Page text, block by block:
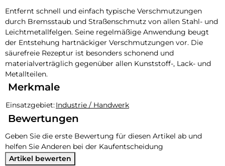
Entfernt schnell und einfach typische Verschmutzungen
durch Bremsstaub und Straßenschmutz von allen Stahl- und
Leichtmetallfelgen. Seine regelmäßige Anwendung beugt
der Entstehung hartnäckiger Verschmutzungen vor. Die
säurefreie Rezeptur ist besonders schonend und
materialverträglich gegenüber allen Kunststoff-, Lack- und
Metallteilen.
Merkmale
Produkteigenschaft
Wert
Einsatzgebiet:Industrie / Handwerk
Bewertungen
Geben Sie die erste Bewertung für diesen Artikel ab und
helfen Sie Anderen bei der Kaufentscheidung
Artikel bewerten